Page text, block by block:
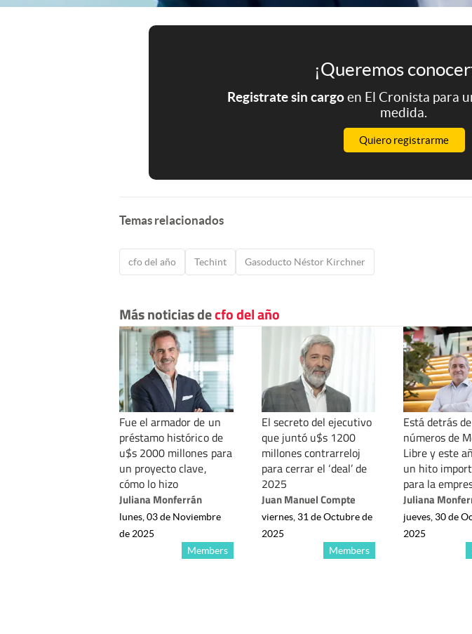
¡Queremos
Registrate sin cargoen El Cronista para
medida.
Quiero registrarme
Temas relacionados
cfo del año Techint Gasoducto Néstor Kirchner
Más noticias decfo del año
Fue el armador de un
préstamo histórico de
u$s 2000 millones para
un proyecto clave,
cómo lo hizo
Juliana Monferrán
Members
lunes, 03 de Noviembre
de 2025
El secreto del ejecutivo
que juntó u$s 1200
millones contrarreloj
para cerrar el ‘deal’ de
2025
Juan Manuel Compte
Members
viernes, 31 de Octubre de
2025
Está detrás
números de
Libre y este
un hito
para la
Juliana
jueves, 30 de
2025